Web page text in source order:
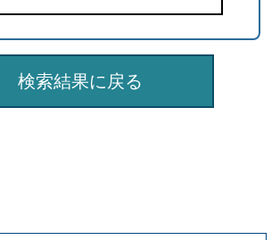
検索結果に戻る